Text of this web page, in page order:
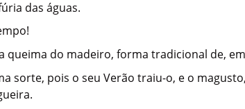
das águas.
queima do madeiro, forma tradicional de,
sorte, pois o seu Verão traiu-o, e o